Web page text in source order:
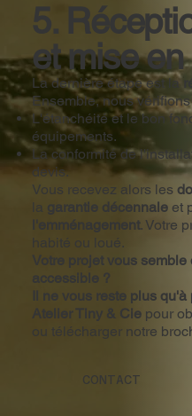
5.
et mise
La dernière étape est la
Ensemble, nous vérifions
L'étanchéité et le bon
équipements.
La conformité de
devis.
Vous recevez alors les
la garantie décennaleet
l'emménagement. Votre
habité ou loué.
Votre projet vous
accessible ?
Il ne vous reste plus
Atelier Tiny & Ciepour
ou télécharger notre
CONTACT